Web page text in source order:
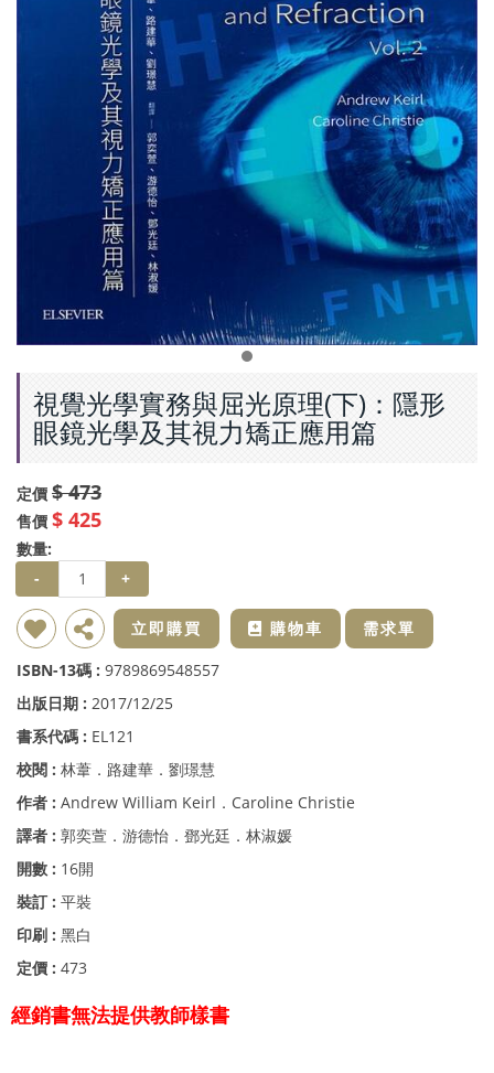
視覺光學實務與屈光原理(下)：隱形
眼鏡光學及其視力矯正應用篇
定價 $ 473
售價 $ 425
數量:
-
+
新增到收藏夾 分享 立即購買 購物車
需求單
ISBN-13碼 : 9789869548557
出版日期 : 2017/12/25
書系代碼 : EL121
校閱 : 林葦．路建華．劉璟慧
作者 : Andrew William Keirl．Caroline Christie
譯者 : 郭奕萱．游德怡．鄧光廷．林淑媛
開數 : 16開
裝訂 : 平裝
印刷 : 黑白
定價 : 473
經銷書無法提供教師樣書